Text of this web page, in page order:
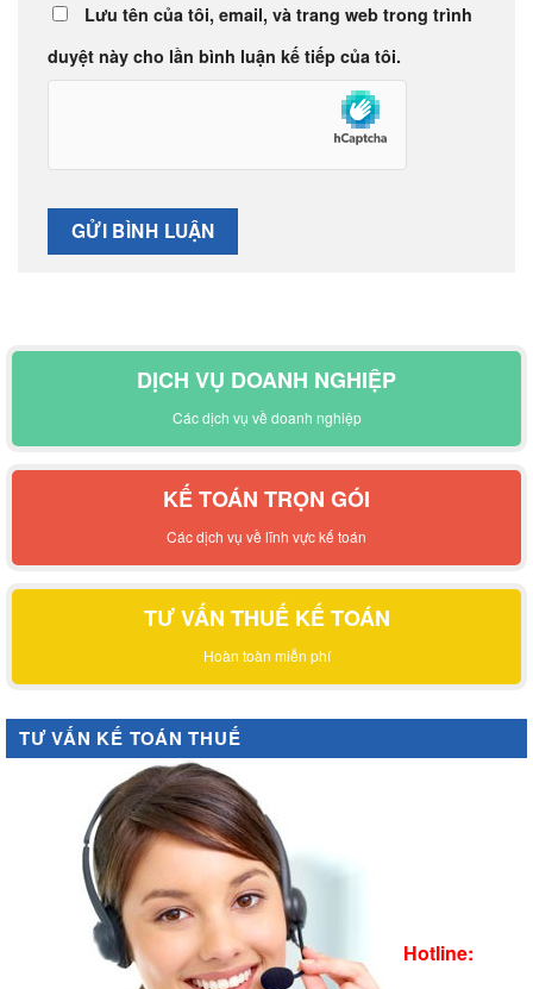
Lưu tên của tôi, email, và trang web trong trình
duyệt này cho lần bình luận kế tiếp của tôi.
DỊCH VỤ DOANH NGHIỆP
Các dịch vụ về doanh nghiệp
KẾ TOÁN TRỌN GÓI
Các dịch vụ về lĩnh vực kế toán
TƯ VẤN THUẾ KẾ TOÁN
Hoàn toàn miễn phí
TƯ VẤN KẾ TOÁN THUẾ
Hotline: